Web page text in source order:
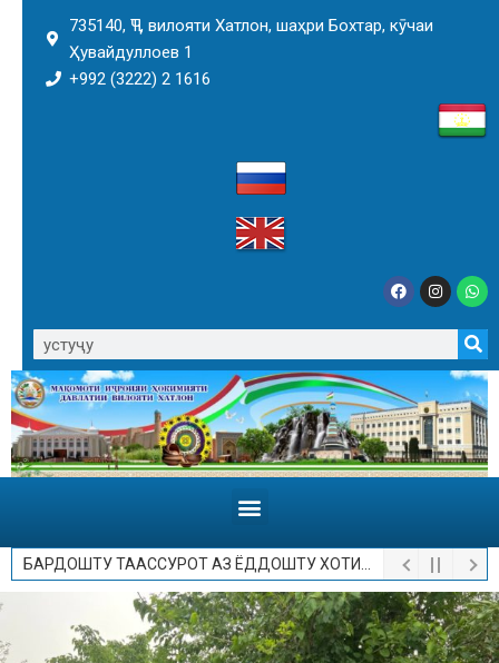
735140, ҶТ, вилояти Хатлон, шаҳри Бохтар, кӯчаи
Ҳувайдуллоев 1
+992 (3222) 2 1616
БАРДОШТУ ТААССУРОТ АЗ ЁДДОШТУ ХОТИРОТ.